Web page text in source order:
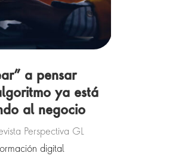
a pensar
ya está
al negocio
Perspectiva GL
digital